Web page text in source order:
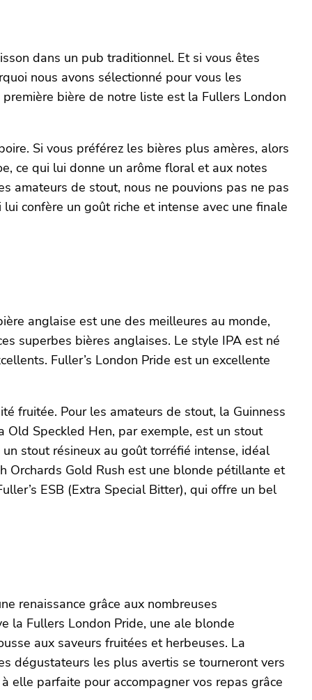
dans un pub traditionnel. Et si vous êtes
nous avons sélectionné pour vous les
bière de notre liste est la Fullers London
Si vous préférez les bières plus amères, alors
ce qui lui donne un arôme floral et aux notes
amateurs de stout, nous ne pouvions pas ne pas
confère un goût riche et intense avec une finale
anglaise est une des meilleures au monde,
superbes bières anglaises. Le style IPA est né
Fuller’s London Pride est un excellente
fruitée. Pour les amateurs de stout, la Guinness
Old Speckled Hen, par exemple, est un stout
stout résineux au goût torréfié intense, idéal
Orchards Gold Rush est une blonde pétillante et
ESB (Extra Special Bitter), qui offre un bel
renaissance grâce aux nombreuses
la Fullers London Pride, une ale blonde
aux saveurs fruitées et herbeuses. La
dégustateurs les plus avertis se tourneront vers
elle parfaite pour accompagner vos repas grâce